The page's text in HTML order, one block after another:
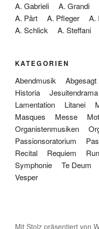
A. Gabrieli
A. Grandi
A. Pärt
A. Pfleger A.
A. Schlick
A. Steffani
KATEGORIEN
Abendmusik Abgesagt
Historia
Jesuitendrama
Lamentation
Litanei
Masques
Messe
Organistenmusiken
Passionsoratorium
Recital
Requiem
Symphonie
Te Deum
Vesper
Mit Stolz präsentiert von